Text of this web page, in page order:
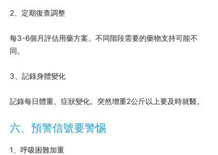
2、定期復查調整
每3-6個月評估用藥方案。不同階段需要的藥物支持可能不
同。
3、記錄身體變化
記錄每日體重、症狀變化。突然增重2公斤以上要及時就醫。
六、預警信號要警惕
1、呼吸困難加重